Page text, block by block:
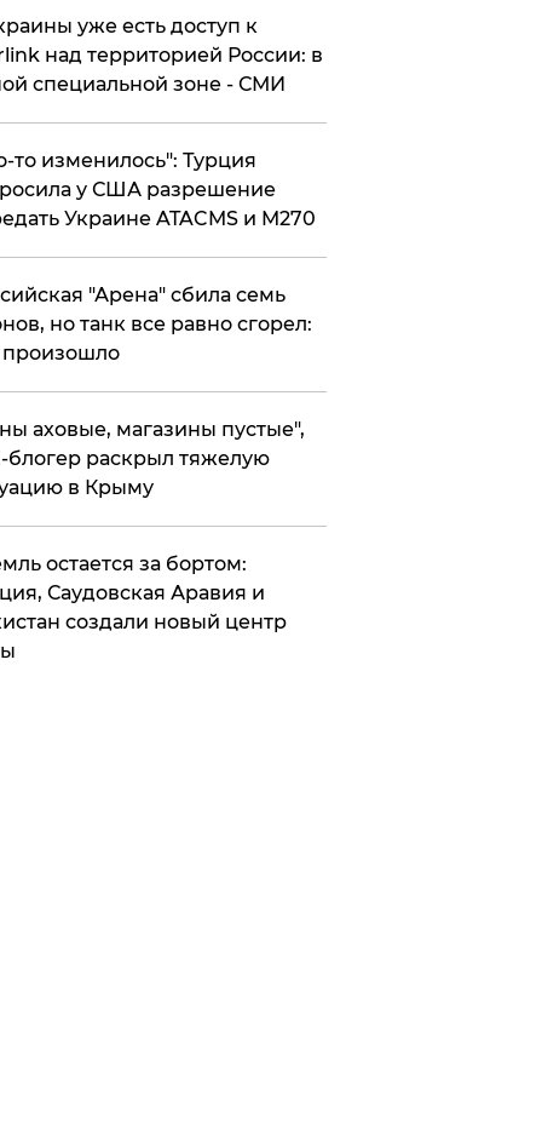
уже есть доступ к
над территорией России: в
специальной зоне - СМИ
то изменилось": Турция
у США разрешение
Украине ATACMS и M270
"Арена" сбила семь
но танк все равно сгорел:
произошло
аховые, магазины пустые",
раскрыл тяжелую
в Крыму
остается за бортом:
Саудовская Аравия и
создали новый центр